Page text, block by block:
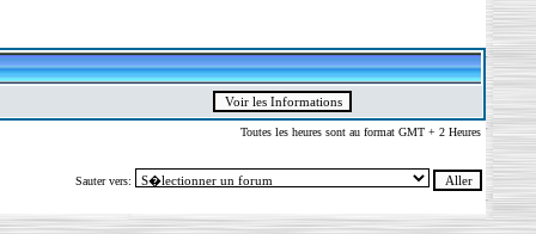
Toutes les heures sont au format GMT + 2 Heures
Sauter vers: